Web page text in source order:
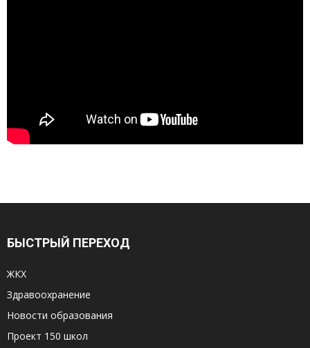
БЫСТРЫЙ ПЕРЕХОД
ЖКХ
Здравоохранение
Новости образования
Проект 150 школ